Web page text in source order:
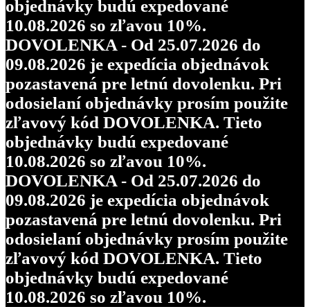
objednávky budú expedované
10.08.2026 so zľavou 10%.
DOVOLENKA - Od 25.07.2026 do
09.08.2026 je expedícia objednávok
pozastavená pre letnú dovolenku. Pri
odosielaní objednávky prosím použite
zľavový kód DOVOLENKA. Tieto
objednávky budú expedované
10.08.2026 so zľavou 10%.
DOVOLENKA - Od 25.07.2026 do
09.08.2026 je expedícia objednávok
pozastavená pre letnú dovolenku. Pri
odosielaní objednávky prosím použite
zľavový kód DOVOLENKA. Tieto
objednávky budú expedované
10.08.2026 so zľavou 10%.